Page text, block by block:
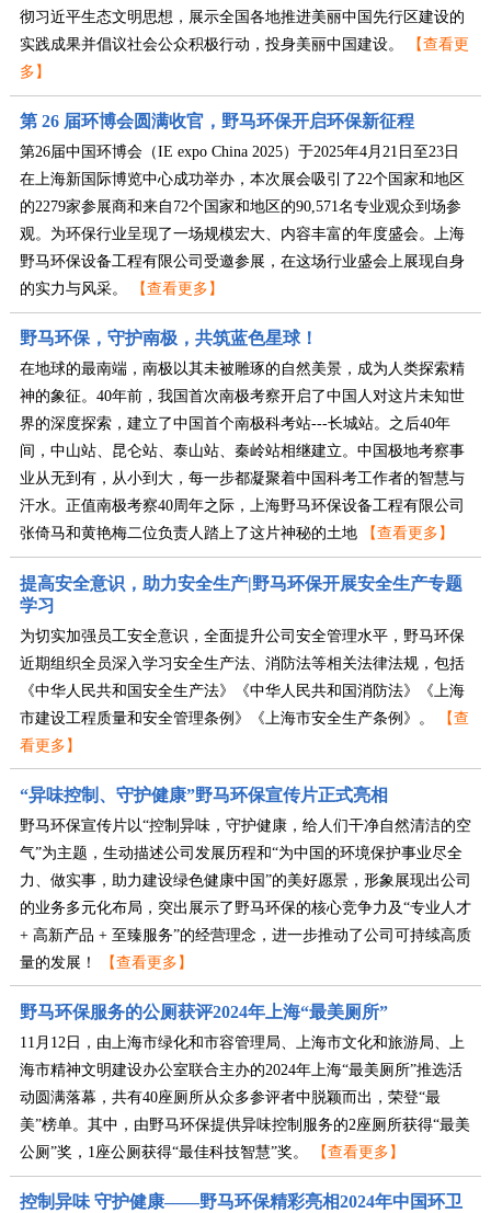
彻习近平生态文明思想，展示全国各地推进美丽中国先行区建设的
实践成果并倡议社会公众积极行动，投身美丽中国建设。
【查看更
多】
第 26 届环博会圆满收官，野马环保开启环保新征程
第26届中国环博会（IE expo China 2025）于2025年4月21日至23日
在上海新国际博览中心成功举办，本次展会吸引了22个国家和地区
的2279家参展商和来自72个国家和地区的90,571名专业观众到场参
观。为环保行业呈现了一场规模宏大、内容丰富的年度盛会。上海
野马环保设备工程有限公司受邀参展，在这场行业盛会上展现自身
的实力与风采。
【查看更多】
野马环保，守护南极，共筑蓝色星球！
在地球的最南端，南极以其未被雕琢的自然美景，成为人类探索精
神的象征。40年前，我国首次南极考察开启了中国人对这片未知世
界的深度探索，建立了中国首个南极科考站---长城站。之后40年
间，中山站、昆仑站、泰山站、秦岭站相继建立。中国极地考察事
业从无到有，从小到大，每一步都凝聚着中国科考工作者的智慧与
汗水。正值南极考察40周年之际，上海野马环保设备工程有限公司
张倚马和黄艳梅二位负责人踏上了这片神秘的土地
【查看更多】
提高安全意识，助力安全生产|野马环保开展安全生产专题
学习
为切实加强员工安全意识，全面提升公司安全管理水平，野马环保
近期组织全员深入学习安全生产法、消防法等相关法律法规，包括
《中华人民共和国安全生产法》《中华人民共和国消防法》《上海
市建设工程质量和安全管理条例》《上海市安全生产条例》。
【查
看更多】
“异味控制、守护健康”野马环保宣传片正式亮相
野马环保宣传片以“控制异味，守护健康，给人们干净自然清洁的空
气”为主题，生动描述公司发展历程和“为中国的环境保护事业尽全
力、做实事，助力建设绿色健康中国”的美好愿景，形象展现出公司
的业务多元化布局，突出展示了野马环保的核心竞争力及“专业人才
+ 高新产品 + 至臻服务”的经营理念，进一步推动了公司可持续高质
量的发展！
【查看更多】
野马环保服务的公厕获评2024年上海“最美厕所”
11月12日，由上海市绿化和市容管理局、上海市文化和旅游局、上
海市精神文明建设办公室联合主办的2024年上海“最美厕所”推选活
动圆满落幕，共有40座厕所从众多参评者中脱颖而出，荣登“最
美”榜单。其中，由野马环保提供异味控制服务的2座厕所获得“最美
公厕”奖，1座公厕获得“最佳科技智慧”奖。
【查看更多】
控制异味 守护健康——野马环保精彩亮相2024年中国环卫